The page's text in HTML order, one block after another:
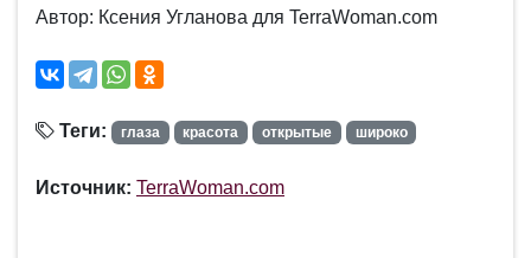
Автор: Ксения Угланова для TerraWoman.com
Теги: глаза красота открытые широко
Источник: TerraWoman.com